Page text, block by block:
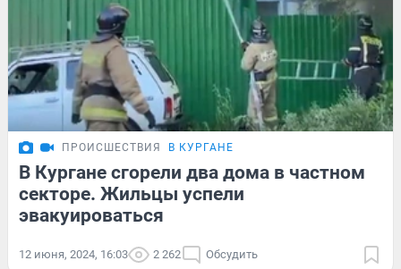
ПРОИСШЕСТВИЯ В КУРГАНЕ
В Кургане сгорели два дома в частном
секторе. Жильцы успели
эвакуироваться
12 июня, 2024, 16:03 2 262 Обсудить